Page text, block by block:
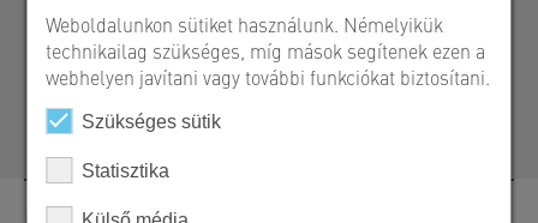
H 2339 Majosháza, Tóközi út 10.
+36 24 620 422
Weboldalunkon sütiket használunk. Némelyikük
technikailag szükséges, míg mások segítenek ezen a
webhelyen javítani vagy további funkciókat biztosítani.
Szükséges sütik
Statisztika